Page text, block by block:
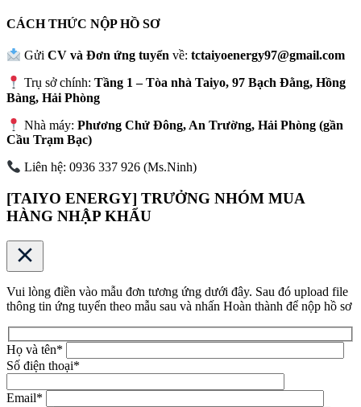
CÁCH THỨC NỘP HỒ SƠ
GửiCV và Đơn ứng tuyển về:tctaiyoenergy97@gmail.com
Trụ sở chính:Tầng 1 – Tòa nhà Taiyo, 97 Bạch Đằng, Hồng
Bàng, Hải Phòng
Nhà máy:Phương Chử Đông, An Trường, Hải Phòng (gần
Cầu Trạm Bạc)
Liên hệ: 0936 337 926 (Ms.Ninh)
[TAIYO ENERGY] TRƯỞNG NHÓM MUA
HÀNG NHẬP KHẨU
Vui lòng điền vào mẫu đơn tương ứng dưới đây. Sau đó upload file
thông tin ứng tuyển theo mẫu sau và nhấn Hoàn thành để nộp hồ sơ
Họ và tên*
Số điện thoại*
Email*